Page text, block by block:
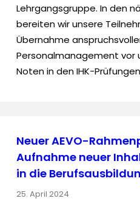
Lehrgangsgruppe. In den
bereiten wir unsere
Übernahme
Personalmanagement vor
Noten in den IHK-
Neuer AEVO-
Aufnahme neuer
in die
25. April 2024